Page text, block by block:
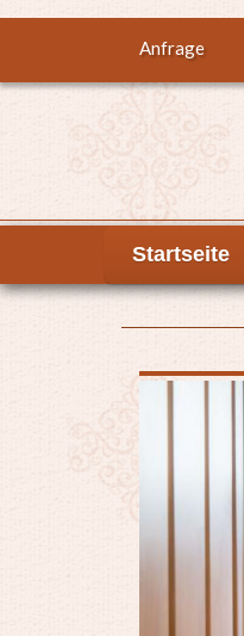
Inhalt
Top
menu
Anfrage
Startseite